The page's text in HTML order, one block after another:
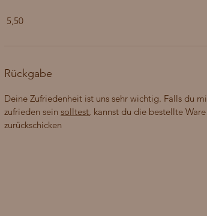
5,50
Rückgabe
Deine Zufriedenheit ist uns sehr wichtig. Falls du
zufrieden sein solltest, kannst du die bestellte
zurückschicken